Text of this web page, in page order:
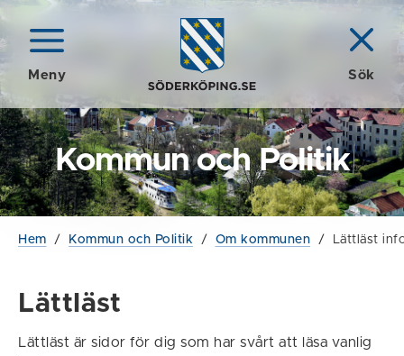
Meny Sök
Kommun och Politik
Hem / Kommun och Politik / Om kommunen / Lättläst
Lättläst
Lättläst är sidor för dig som har svårt att läsa vanlig